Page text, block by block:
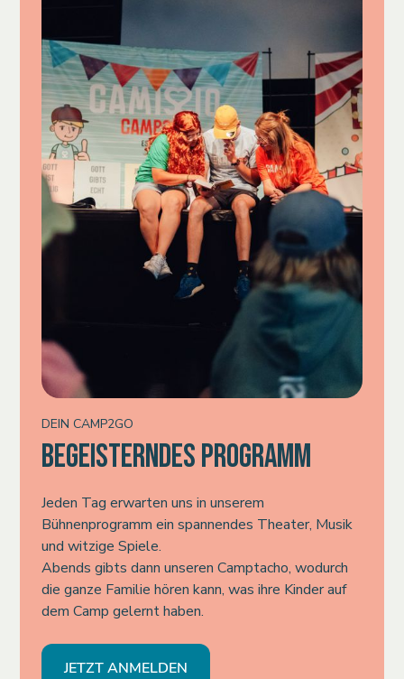
DEIN CAMP2GO
BEGEISTERNDES PROGRAMM
Jeden Tag erwarten uns in unserem
Bühnenprogramm ein spannendes Theater, Musik
und witzige Spiele.
Abends gibts dann unseren Camptacho, wodurch
die ganze Familie hören kann, was ihre Kinder auf
dem Camp gelernt haben.
JETZT ANMELDEN